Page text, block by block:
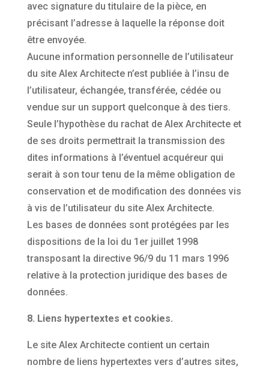
avec signature du titulaire de la pièce, en
précisant l’adresse à laquelle la réponse doit
être envoyée.
Aucune information personnelle de l’utilisateur
du site Alex Architecte n’est publiée à l’insu de
l’utilisateur, échangée, transférée, cédée ou
vendue sur un support quelconque à des tiers.
Seule l’hypothèse du rachat de Alex Architecte et
de ses droits permettrait la transmission des
dites informations à l’éventuel acquéreur qui
serait à son tour tenu de la même obligation de
conservation et de modification des données vis
à vis de l’utilisateur du site Alex Architecte.
Les bases de données sont protégées par les
dispositions de la loi du 1er juillet 1998
transposant la directive 96/9 du 11 mars 1996
relative à la protection juridique des bases de
données.
8. Liens hypertextes et cookies.
Le site Alex Architecte contient un certain
nombre de liens hypertextes vers d’autres sites,